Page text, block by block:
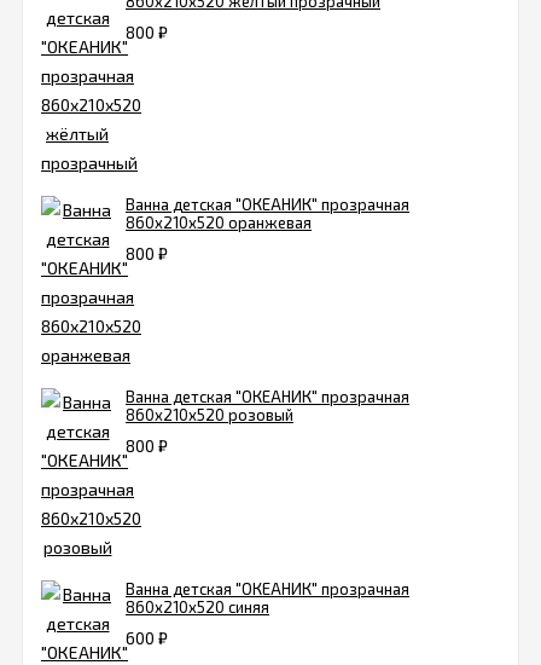
800 ₽
Ванна детская "ОКЕАНИК" прозрачная
860x210x520 оранжевая
800 ₽
Ванна детская "ОКЕАНИК" прозрачная
860x210x520 розовый
800 ₽
Ванна детская "ОКЕАНИК" прозрачная
860x210x520 синяя
600 ₽